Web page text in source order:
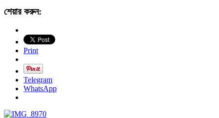
শেয়ার করুন:
Print
Telegram
WhatsApp